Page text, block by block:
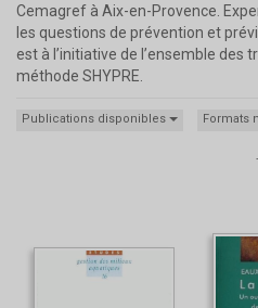
Cemagref à Aix-en-Provence.
les questions de prévention et
est à l’initiative de l’ensemble des
méthode SHYPRE.
Publications disponibles Formats